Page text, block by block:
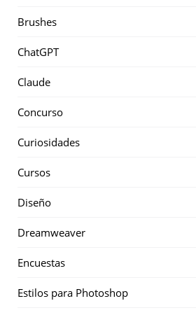
Brushes
ChatGPT
Claude
Concurso
Curiosidades
Cursos
Diseño
Dreamweaver
Encuestas
Estilos para Photoshop